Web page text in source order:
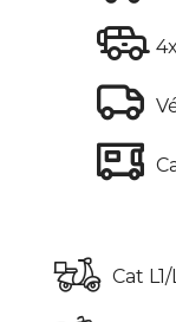
Cat